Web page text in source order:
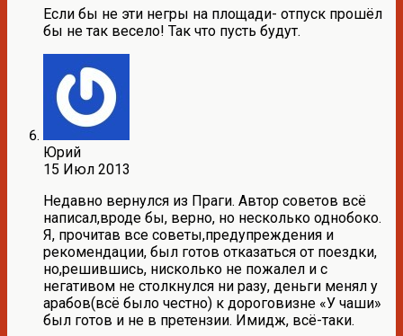
Если бы не эти негры на площади- отпуск прошёл
бы не так весело! Так что пусть будут.
Юрий
15 Июл 2013
Недавно вернулся из Праги. Автор советов всё
написал,вроде бы, верно, но несколько однобоко.
Я, прочитав все советы,предупреждения и
рекомендации, был готов отказаться от поездки,
но,решившись, нисколько не пожалел и с
негативом не столкнулся ни разу, деньги менял у
арабов(всё было честно) к дороговизне «У чаши»
был готов и не в претензии. Имидж, всё-таки.